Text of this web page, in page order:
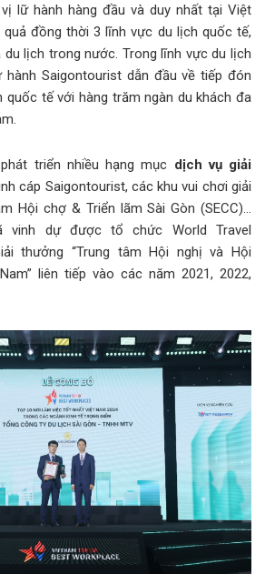
lữ hành hàng đầu và duy nhất tại Việt
quả đồng thời 3 lĩnh vực du lịch quốc tế,
lịch trong nước. Trong lĩnh vực du lịch
Saigontourist dẫn đầu về tiếp đón
quốc tế với hàng trăm ngàn du khách đa
triển nhiều hạng mục dịch vụ giải
cáp Saigontourist, các khu vui chơi giải
Hội chợ & Triển lãm Sài Gòn (SECC)…
vinh dự được tổ chức World Travel
thưởng “Trung tâm Hội nghị và Hội
liên tiếp vào các năm 2021, 2022,